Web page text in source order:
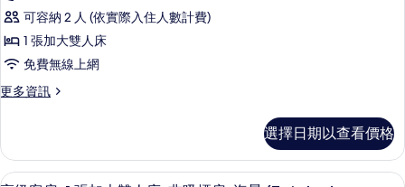
房,
1
張
大
人
床,
可容納 2 人 (依實際入住人數計費)
1 張加大雙人床
免費無線上網
更多資訊
更
客
房,
選擇日期以查看價格
顯
高級客房, 1 張加大雙人床, 非吸煙房,